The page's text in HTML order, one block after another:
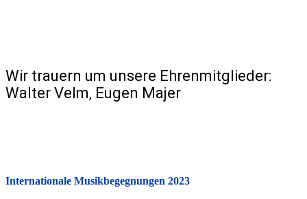
Wir trauern um unsere Ehrenmitglieder:
Walter Velm, Eugen Majer
Internationale Musikbegegnungen 2023